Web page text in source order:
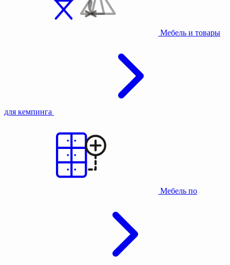
Мебель и товары
для кемпинга
Мебель по